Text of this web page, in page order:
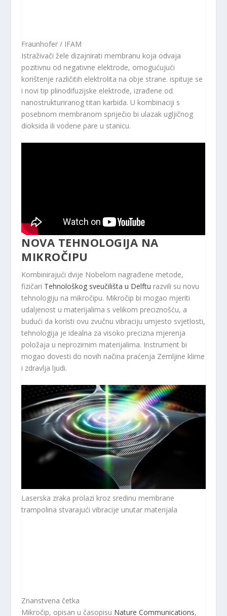
Fraunhofer / IFAM
Istraživači žele dizajnirati membranu koja odvaja
pozitivnu od negativne elektrode, omogućujući
korištenje različitih elektrolita na obje strane. ispituje se
i novi tip plinodifuzijske elektrode, izrađene od
nanostrukturiranog titan karbida. U kombinaciji s
posebnom membranom spriječio bi ulazak ugljičnog
dioksida ili vodene pare u stanicu.
NOVA TEHNOLOGIJA NA
MIKROČIPU
Kombinirajući dvije Nobelom nagrađene metode,
fizičari Tehnološkog sveučilišta u Delftu razvili su novu
tehnologiju na mikročipu. Mikročip bi mogao mjeriti
udaljenost u materijalima s velikom preciznošću, a
budući da koristi ovu zvučnu vibraciju umjesto svjetlosti,
tehnologija je idealna za visoko precizna mjerenja
položaja u neprozirnim materijalima. Instrument bi
mogao dovesti do novih načina praćenja Zemljine klime
i zdravlja ljudi.
Laserska zraka prolazi kroz sredinu membrane
trampolina stvarajući vibracije unutar materijala
Znanstvena četka
Mikročip, opisan u časopisu Nature Communications,